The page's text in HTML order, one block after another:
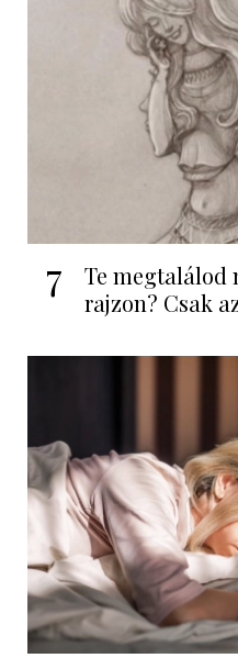
7
Te megtalálod
rajzon? Csak